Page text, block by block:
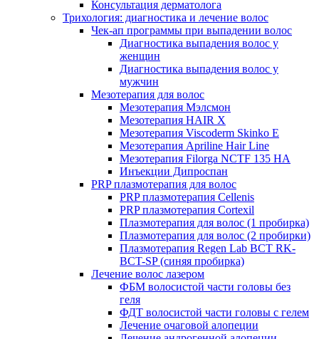
Консультация дерматолога
Трихология: диагностика и лечение волос
Чек-ап программы при выпадении волос
Диагностика выпадения волос у
женщин
Диагностика выпадения волос у
мужчин
Мезотерапия для волос
Мезотерапия Мэлсмон
Мезотерапия HAIR X
Мезотерапия Viscoderm Skinko E
Мезотерапия Apriline Hair Line
Мезотерапия Filorga NCTF 135 HA
Инъекции Дипроспан
PRP плазмотерапия для волос
PRP плазмотерапия Cellenis
PRP плазмотерапия Cortexil
Плазмотерапия для волос (1 пробирка)
Плазмотерапия для волос (2 пробирки)
Плазмотерапия Regen Lab BCT RK-
BCT-SP (синяя пробирка)
Лечение волос лазером
ФБМ волосистой части головы без
геля
ФДТ волосистой части головы с гелем
Лечение очаговой алопеции